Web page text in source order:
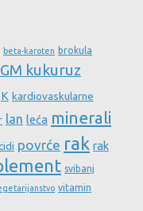
beta-karoten brokula
GM kukuruz
K kardiovaskularne
lan leća minerali
povrće rak rak
svibanj
vitamin